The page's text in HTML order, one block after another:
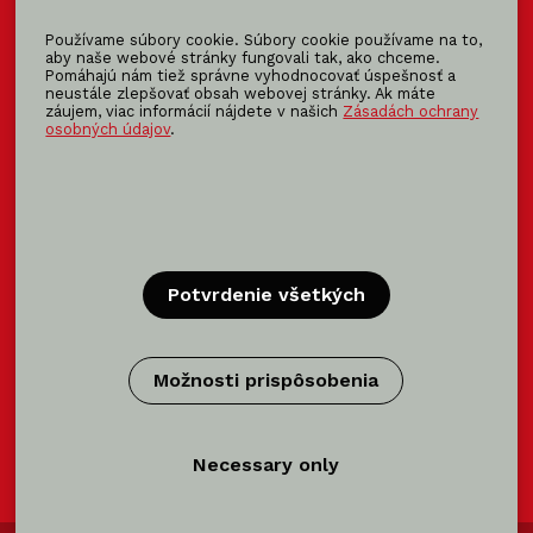
Používame súbory cookie. Súbory cookie používame na to,
aby naše webové stránky fungovali tak, ako chceme.
Pomáhajú nám tiež správne vyhodnocovať úspešnosť a
neustále zlepšovať obsah webovej stránky. Ak máte
záujem, viac informácií nájdete v našich Zásadách ochrany
osobných údajov.
Potvrdenie všetkých
Možnosti prispôsobenia
Necessary only
info@koma-slovakia.sk
+ 421 37 6518 325
Patríme do rodiny KOMA FAMILY